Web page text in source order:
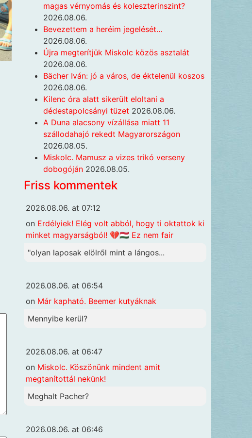
magas vérnyomás és koleszterinszint?
2026.08.06.
Bevezettem a heréim jegelését…
2026.08.06.
Újra megterítjük Miskolc közös asztalát
2026.08.06.
Bächer Iván: jó a város, de éktelenül koszos
2026.08.06.
Kilenc óra alatt sikerült eloltani a
dédestapolcsányi tüzet 2026.08.06.
A Duna alacsony vízállása miatt 11
szállodahajó rekedt Magyarországon
2026.08.05.
Miskolc. Mamusz a vizes trikó verseny
dobogóján 2026.08.05.
Friss kommentek
2026.08.06. at 07:12
on Erdélyiek! Elég volt abból, hogy ti oktattok ki
minket magyarságból! 💔🇭🇺 Ez nem fair
"olyan laposak elölről mint a lángos...
2026.08.06. at 06:54
on Már kapható. Beemer kutyáknak
Mennyibe kerül?
2026.08.06. at 06:47
on Miskolc. Köszönünk mindent amit
megtanítottál nekünk!
Meghalt Pacher?
2026.08.06. at 06:46